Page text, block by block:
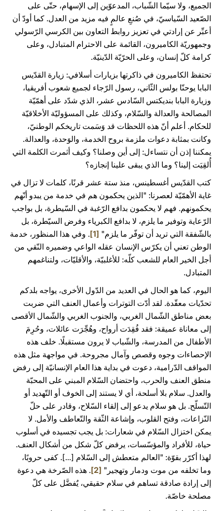
الجميع، ولا سيّما الشّباب، المدعوّين إلى الإسهام، حتّى على
الصّعيد السّياسيّ، في صُنعِ عالمٍ فيه مزيد من العدل. كما أودّ أن
أعبِّر عن إرادتي في تعزيز روابط التعاون بين الكرسي الرّسولي
وجمهوريّة الكاميرون، القائمة على الاحترام المتبادل، وعلى
كرامة كلّ إنسان، وعلى الحرّيّة الدّينيّة.
تحتفظ الكاميرون في ذاكرتها بزيارات أسلافي: زيارة القدّيس
البابا يوحنّا بولس الثّاني، رسول الرّجاء لجميع شعوب أفريقيا،
وزيارة البابا بنديكتس السّادس عشر، الذي شدّد على أهمّيّة
المصالحة والعدالة والسّلام، وكذلك على المسؤوليّة الأخلاقيّة
للحكام. أعلم أنّ هذه اللحظات قد وَسَمت تاريخكم الوطنيّ،
وكانت بمثابة دعوات ملزمة بروح الخدمة، والوَحدة، والعدالة.
يمكننا إذن أن نتساءل: إلى أين وصلنا؟ وكيف أثمرت الكلمة التي
أُلقِيَت إلينا؟ وما الذي يبقى علينا إنجازه؟
كتب القدّيس أغسطينس، منذ ستة عشر قرنًا، كلمات لا تزال في
غاية الأهمّيّة لعصرنا: "الذين يحكمون هم في خدمة من يبدو أنّهم
يحكمونهم. فهم لا يحكمون بدافع الرّغبة في السّيطرة، بل بواجب
الرّعاية وتوفير ما يلزم، لا بدافع الكبرياء وفرض السيّطرة، بل
بالشّفقة التي تريد أن توفّر ما يلزم" [1]
. وفي هذا المنظور، خدمة
الوطن تعني أن يكرّس الإنسان عقله الواعي وضميره النّقي من
أجل الخير العام للشعب كلّه: للأغلبيّة، والأقليّات، ولتناغمهم
المتبادل.
اليوم، كما هو الحال في العديد من الدّول الأخرى، يواجه بلدكم
تحدّيات معقّدة. لقد أدّت التوترات وأعمال العنف التي ضربت
بعض مناطق الشّمال الغربي، والجنوب الغربي والشّمال الأقصى
إلى معاناة عميقة: فقد فُقِدَت أرواح، وهُجِّرَت عائلات، وحُرِمَ
الأطفال من المدرسة، والشّباب لا يرون مستقبلًا. خلف هذه
الإحصاءات وجوه وقصص وآمال مجروحة. في مواجهة مثل هذه
المواقف الدّرامية، دعوت في بداية هذا العام الإنسانيّة إلى رفض
منطق العنف والحرب، واحتضان السّلام المبني على المحبّة
والعدل. سلام بلا أسلحة، أي لا يستند إلى الخوف أو التّهديد أو
التّسلّح. بل هو سلام يدعو إلى إلقاء السّلاح، وقادر على حلّ
النّزاعات، وفتح القلوب، وإشاعة الثّقة والتّعاطف والأمل. لا
يمكن اختزال السّلام في شعارات: بل يجب تجسيده في أسلوب
حياة، للأفراد والمؤسّسات، يرفض كلّ شكل من أشكال العنف.
لهذا أكرّر بقوّة: "العالم متعطش إلى السّلام [...]. كفى حروبًا،
وما تخلفه من موت ودمار وتهجير" [2]
. هذه الصّرخة هي دعوة
إلى إرادة صادقة تساهم في سلام حقيقي، يٌفضَّل على كلّ
مصلحة خاصّة.